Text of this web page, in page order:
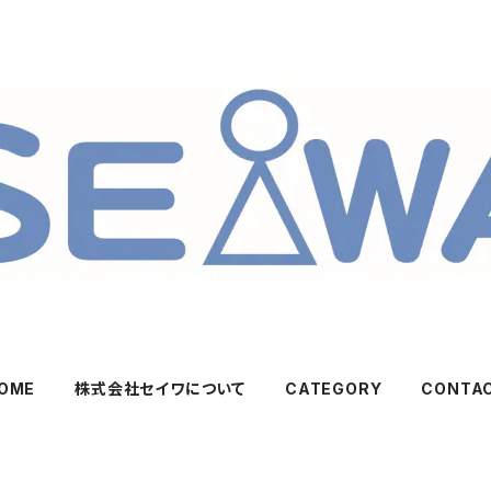
株式会社セイワについて CATEGORY